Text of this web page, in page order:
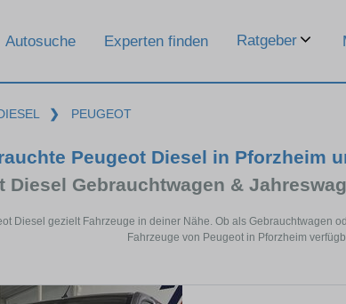
Autosuche Experten finden Ratgeber
❯ PEUGEOT
Peugeot Diesel in Pforzheim
Diesel Gebrauchtwagen &
Diesel gezielt Fahrzeuge in deiner Nähe. Ob als Gebrauchtwagen
Fahrzeuge von Peugeot in Pforzheim